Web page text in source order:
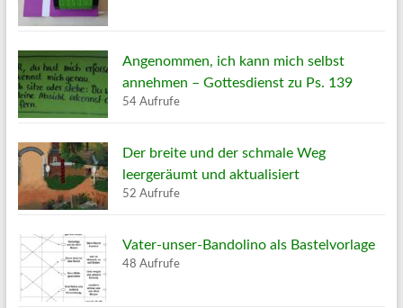
Angenommen, ich kann mich selbst
annehmen – Gottesdienst zu Ps. 139
54 Aufrufe
Der breite und der schmale Weg
leergeräumt und aktualisiert
52 Aufrufe
Vater-unser-Bandolino als Bastelvorlage
48 Aufrufe